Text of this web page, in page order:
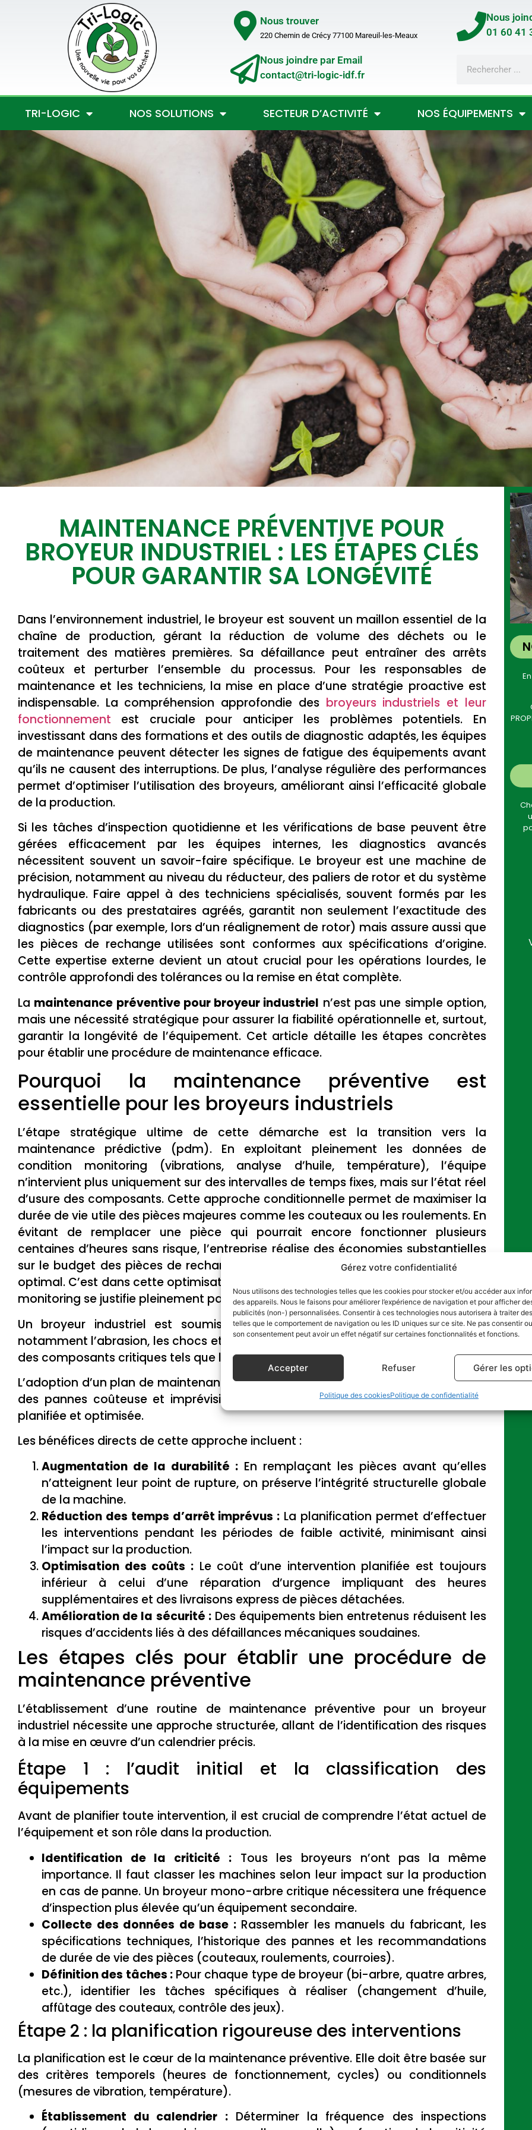
Gérez votre confidentialité
Nous utilisons des technologies telles que les cookies pour stocker et/ou accéder aux
des appareils. Nous le faisons pour améliorer l’expérience de navigation et pour afficher
publicités (non-) personnalisées. Consentir à ces technologies nous autorisera à traiter
telles que le comportement de navigation ou les ID uniques sur ce site. Ne pas consentir
son consentement peut avoir un effet négatif sur certaines fonctionnalités et fonctions.
Accepter Refuser Gérer les
Politique des cookiesPolitique de confidentialité
Nous trouver
220 Chemin de Crécy 77100 Mareuil-les-Meaux
Nous joindre par Email
contact@tri-logic-idf.fr
Nous
01 60 41
TRI-LOGIC NOS SOLUTIONS SECTEUR D’ACTIVITÉ NOS ÉQUIPEMENTS
TRI-LOGIC -
Actualités
Conseil et Équipement pour la
gestion des Déchets en
entreprise, en amont des filières de
recyclage
MAINTENANCE PRÉVENTIVE POUR
BROYEUR INDUSTRIEL : LES ÉTAPES CLÉS
POUR GARANTIR SA LONGÉVITÉ
Dans l’environnement industriel, le broyeur est souvent un maillon essentiel de la
chaîne de production, gérant la réduction de volume des déchets ou le
traitement des matières premières. Sa défaillance peut entraîner des arrêts
coûteux et perturber l’ensemble du processus. Pour les responsables de
maintenance et les techniciens, la mise en place d’une stratégie proactive est
indispensable. La compréhension approfondie des broyeurs industriels et leur
fonctionnement est cruciale pour anticiper les problèmes potentiels. En
investissant dans des formations et des outils de diagnostic adaptés, les équipes
de maintenance peuvent détecter les signes de fatigue des équipements avant
qu’ils ne causent des interruptions. De plus, l’analyse régulière des performances
permet d’optimiser l’utilisation des broyeurs, améliorant ainsi l’efficacité globale
de la production.
Si les tâches d’inspection quotidienne et les vérifications de base peuvent être
gérées efficacement par les équipes internes, les diagnostics avancés
nécessitent souvent un savoir-faire spécifique. Le broyeur est une machine de
précision, notamment au niveau du réducteur, des paliers de rotor et du système
hydraulique. Faire appel à des techniciens spécialisés, souvent formés par les
fabricants ou des prestataires agréés, garantit non seulement l’exactitude des
diagnostics (par exemple, lors d’un réalignement de rotor) mais assure aussi que
les pièces de rechange utilisées sont conformes aux spécifications d’origine.
Cette expertise externe devient un atout crucial pour les opérations lourdes, le
contrôle approfondi des tolérances ou la remise en état complète.
La maintenance préventive pour broyeur industriel n’est pas une simple option,
mais une nécessité stratégique pour assurer la fiabilité opérationnelle et, surtout,
garantir la longévité de l’équipement. Cet article détaille les étapes concrètes
pour établir une procédure de maintenance efficace.
Pourquoi la maintenance préventive est
essentielle pour les broyeurs industriels
L’étape stratégique ultime de cette démarche est la transition vers la
maintenance prédictive (pdm). En exploitant pleinement les données de
condition monitoring (vibrations, analyse d’huile, température), l’équipe
n’intervient plus uniquement sur des intervalles de temps fixes, mais sur l’état réel
d’usure des composants. Cette approche conditionnelle permet de maximiser la
durée de vie utile des pièces majeures comme les couteaux ou les roulements. En
évitant de remplacer une pièce qui pourrait encore fonctionner plusieurs
centaines d’heures sans risque, l’entreprise réalise des économies substantielles
sur le budget des pièces de rechange tout en maintenant un niveau de fiabilité
optimal. C’est dans cette optimisation fine que l’investissement dans les outils de
monitoring se justifie pleinement par le retour sur investissement opérationnel.
Un broyeur industriel est soumis à des contraintes mécaniques extrêmes,
notamment l’abrasion, les chocs et les vibrations. Ces facteurs accélèrent l’usure
des composants critiques tels que les couteaux, les paliers et les réducteurs.
L’adoption d’un plan de maintenance préventive permet de passer d’une gestion
des pannes coûteuse et imprévisible (maintenance corrective) à une gestion
planifiée et optimisée.
Les bénéfices directs de cette approche incluent :
Augmentation de la durabilité :En remplaçant les pièces avant qu’elles
n’atteignent leur point de rupture, on préserve l’intégrité structurelle globale
de la machine.
Réduction des temps d’arrêt imprévus : La planification permet d’effectuer
les interventions pendant les périodes de faible activité, minimisant ainsi
l’impact sur la production.
Optimisation des coûts : Le coût d’une intervention planifiée est toujours
inférieur à celui d’une réparation d’urgence impliquant des heures
supplémentaires et des livraisons express de pièces détachées.
Amélioration de la sécurité :Des équipements bien entretenus réduisent les
risques d’accidents liés à des défaillances mécaniques soudaines.
Les étapes clés pour établir une procédure de
maintenance préventive
L’établissement d’une routine de maintenance préventive pour un broyeur
industriel nécessite une approche structurée, allant de l’identification des risques
à la mise en œuvre d’un calendrier précis.
Étape 1 : l’audit initial et la classification des
équipements
Avant de planifier toute intervention, il est crucial de comprendre l’état actuel de
l’équipement et son rôle dans la production.
Identification de la criticité :Tous les broyeurs n’ont pas la même
importance. Il faut classer les machines selon leur impact sur la production
en cas de panne. Un broyeur mono-arbre critique nécessitera une fréquence
d’inspection plus élevée qu’un équipement secondaire.
Collecte des données de base :Rassembler les manuels du fabricant, les
spécifications techniques, l’historique des pannes et les recommandations
de durée de vie des pièces (couteaux, roulements, courroies).
Définition des tâches :Pour chaque type de broyeur (bi-arbre, quatre arbres,
etc.), identifier les tâches spécifiques à réaliser (changement d’huile,
affûtage des couteaux, contrôle des jeux).
Étape 2 : la planification rigoureuse des interventions
La planification est le cœur de la maintenance préventive. Elle doit être basée sur
des critères temporels (heures de fonctionnement, cycles) ou conditionnels
(mesures de vibration, température).
Établissement du calendrier :Déterminer la fréquence des inspections